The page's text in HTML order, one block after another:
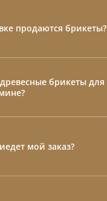
продаются брикеты?
брикеты для
мой заказ?